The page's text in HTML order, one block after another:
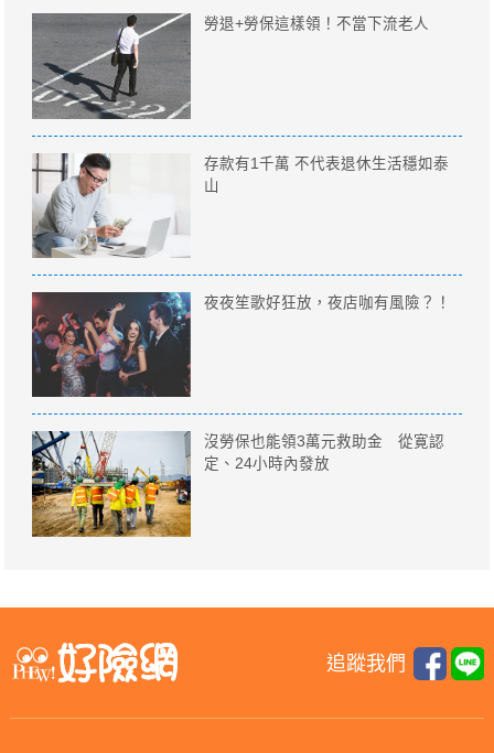
勞退+勞保這樣領！不當下流老人
存款有1千萬 不代表退休生活穩如泰
山
夜夜笙歌好狂放，夜店咖有風險？！
沒勞保也能領3萬元救助金 從寛認
定、24小時內發放
追蹤我們